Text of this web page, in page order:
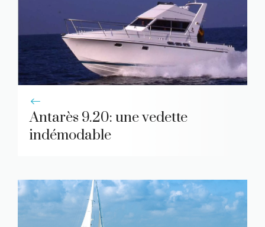
Antarès 9.20: une vedette
indémodable